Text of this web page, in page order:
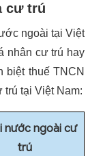
cư trú
ngoài tại Việt
nhân cư trú hay
biệt thuế TNCN
tại Việt Nam:
nước ngoài cư
trú